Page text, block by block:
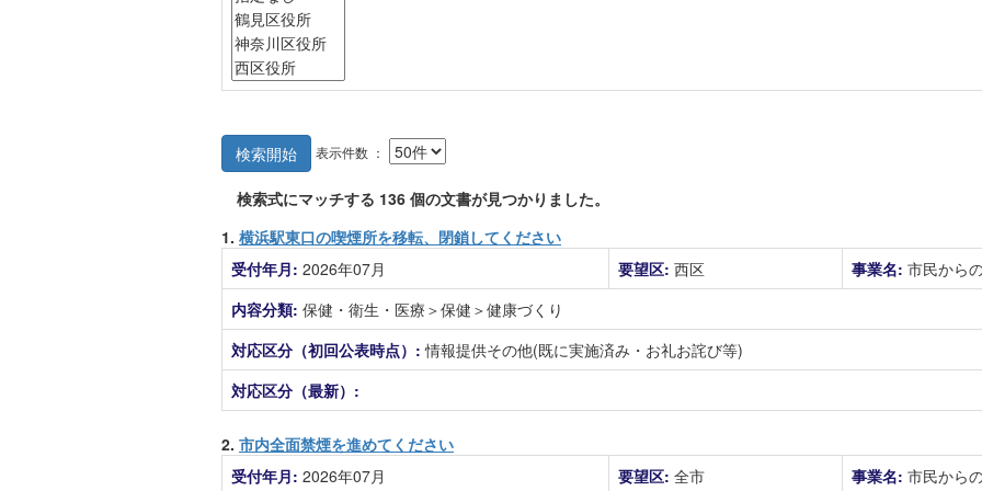
検索開始 表示件数 ：
検索式にマッチする 136 個の文書が見つかりました。
1. 横浜駅東口の喫煙所を移転、閉鎖してください
受付年月: 2026年07月 要望区: 西区 事業名: 市民から
内容分類: 保健・衛生・医療＞保健＞健康づくり
対応区分（初回公表時点）:情報提供その他(既に実施済み・お礼お詫び等)
対応区分（最新）:
2. 市内全面禁煙を進めてください
受付年月: 2026年07月 要望区: 全市 事業名: 市民から